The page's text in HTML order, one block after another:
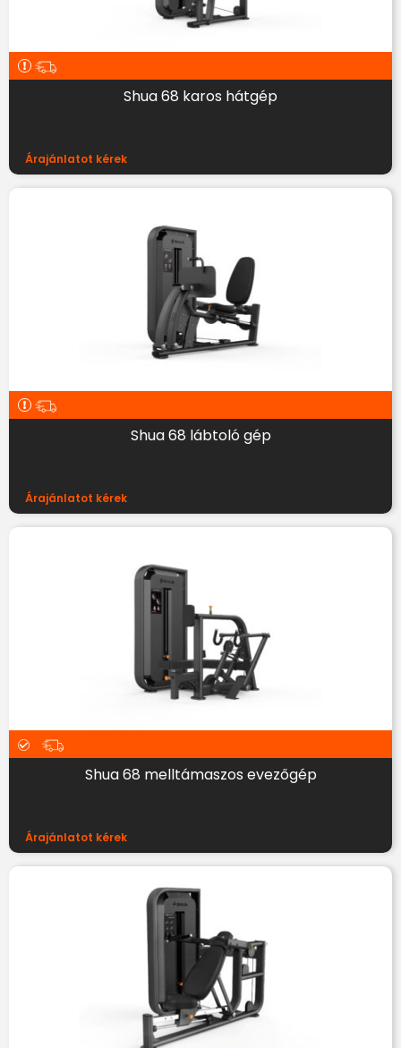
Shua 68 karos hátgép
Árajánlatot kérek
Shua 68 lábtoló gép
Árajánlatot kérek
Shua 68 melltámaszos evezőgép
Árajánlatot kérek